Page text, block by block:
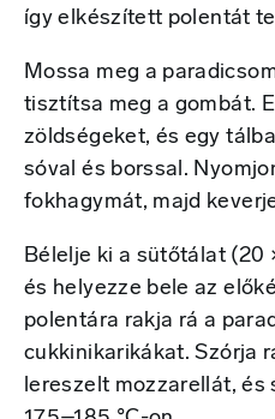
így elkészített polentát
Mossa meg a
tisztítsa meg a gombát.
zöldségeket, és egy
sóval és borssal.
fokhagymát, majd
Bélelje ki a sütőtálat (20
és helyezze bele az
polentára rakja rá a
cukkinikarikákat. Szórja
lereszelt mozzarellát, és